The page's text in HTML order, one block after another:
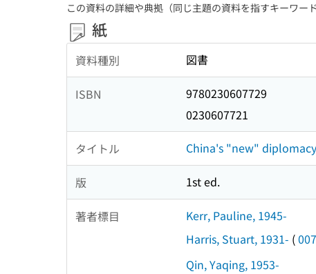
この資料の詳細や典拠（同じ主題の資料を指すキーワー
紙
資料種別 図書
ISBN
9780230607729
0230607721
タイトル China's "new"
版 1st ed.
著者標目
Kerr, Pauline, 1945-
Harris, Stuart, 1931- (
Qin, Yaqing, 1953-